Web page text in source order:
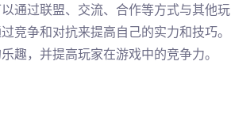
通过联盟、交流、合作等方式与其他玩
竞争和对抗来提高自己的实力和技巧。
趣，并提高玩家在游戏中的竞争力。